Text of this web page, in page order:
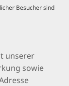
Besucher sind
unserer
sowie